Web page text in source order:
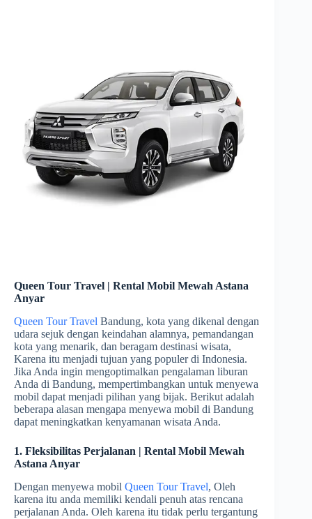
Queen Tour Travel | Rental Mobil Mewah Astana
Anyar
Queen Tour Travel Bandung, kota yang dikenal dengan
udara sejuk dengan keindahan alamnya, pemandangan
kota yang menarik, dan beragam destinasi wisata,
Karena itu menjadi tujuan yang populer di Indonesia.
Jika Anda ingin mengoptimalkan pengalaman liburan
Anda di Bandung, mempertimbangkan untuk menyewa
mobil dapat menjadi pilihan yang bijak. Berikut adalah
beberapa alasan mengapa menyewa mobil di Bandung
dapat meningkatkan kenyamanan wisata Anda.
1. Fleksibilitas Perjalanan | Rental Mobil Mewah
Astana Anyar
Dengan menyewa mobil Queen Tour Travel, Oleh
karena itu anda memiliki kendali penuh atas rencana
perjalanan Anda. Oleh karena itu tidak perlu tergantung